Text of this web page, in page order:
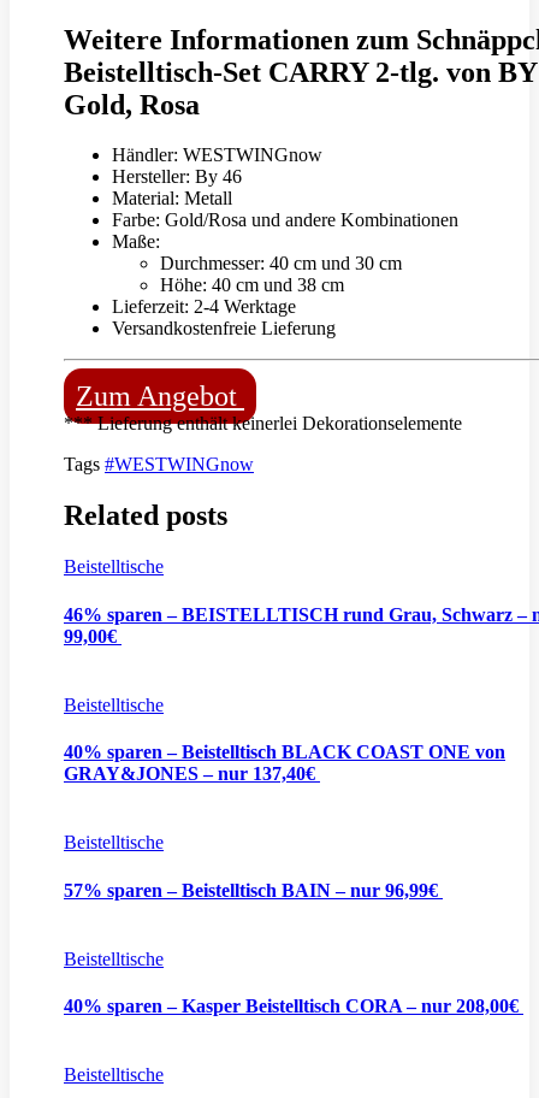
Weitere Informationen zum
Beistelltisch-Set CARRY 2-tlg. von
Gold, Rosa
Händler: WESTWINGnow
Hersteller: By 46
Material: Metall
Farbe: Gold/Rosa und andere Kombinationen
Maße:
Durchmesser: 40 cm und 30 cm
Höhe: 40 cm und 38 cm
Lieferzeit: 2-4 Werktage
Versandkostenfreie Lieferung
Zum Angebot
*** Lieferung enthält keinerlei Dekorationselemente
Tags #WESTWINGnow
Related posts
Beistelltische
46% sparen – BEISTELLTISCH rund Grau, Schwarz –
99,00€
Beistelltische
40% sparen – Beistelltisch BLACK COAST ONE von
GRAY&JONES – nur 137,40€
Beistelltische
57% sparen – Beistelltisch BAIN – nur 96,99€
Beistelltische
40% sparen – Kasper Beistelltisch CORA – nur 208,00€
Beistelltische